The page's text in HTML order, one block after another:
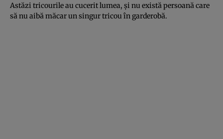
Astăzi tricourile au cucerit lumea, şi nu există persoană care
să nu aibă măcar un singur tricou în garderobă.